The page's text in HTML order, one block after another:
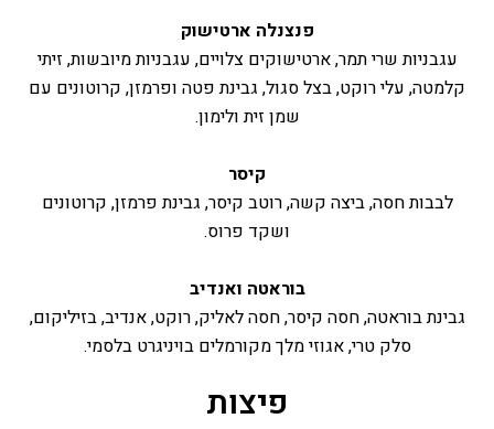
פנצנלה ארטישוק
עגבניות שרי תמר, ארטישוקים צלויים, עגבניות מיובשות, זיתי
קלמטה, עלי רוקט, בצל סגול, גבינת פטה ופרמזן, קרוטונים עם
שמן זית ולימון.
קיסר
לבבות חסה, ביצה קשה, רוטב קיסר, גבינת פרמזן, קרוטונים
ושקד פרוס.
בוראטה ואנדיב
גבינת בוראטה, חסה קיסר, חסה לאליק, רוקט, אנדיב, בזיליקום,
סלק טרי, אגוזי מלך מקורמלים בויניגרט בלסמי.
פיצות